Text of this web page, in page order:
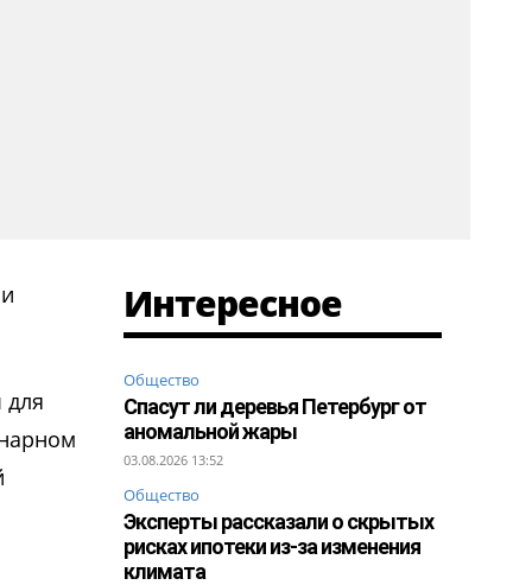
Интересное
Общество
Спасут ли деревья Петербург от
аномальной жары
03.08.2026 13:52
Общество
Эксперты рассказали о скрытых
рисках ипотеки из-за изменения
климата